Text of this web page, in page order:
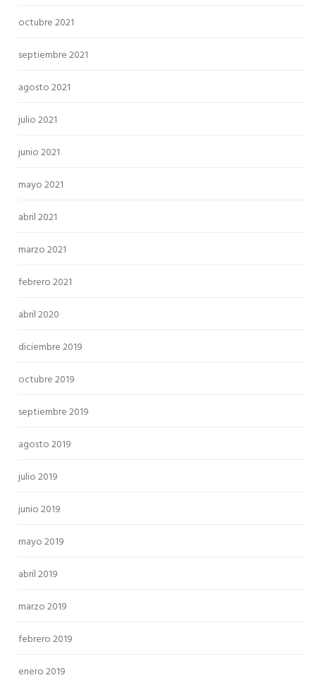
octubre 2021
septiembre 2021
agosto 2021
julio 2021
junio 2021
mayo 2021
abril 2021
marzo 2021
febrero 2021
abril 2020
diciembre 2019
octubre 2019
septiembre 2019
agosto 2019
julio 2019
junio 2019
mayo 2019
abril 2019
marzo 2019
febrero 2019
enero 2019